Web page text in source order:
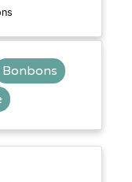
Bonbons